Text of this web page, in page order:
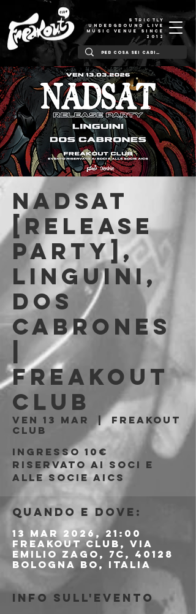
STRICTLY
UNDERGROUND LIVE
MUSIC VENUE SINCE
2012
Nadsat
[Release
Party],
Linguini,
Dos
Cabrones
Freakout
Club
ven 13 mar
  |
Freakout
Club
Ingresso 10€
riservato ai soci e
alle socie aics
Quando e dove:
13 mar 2026, 21:00
Freakout Club, Via
Emilio Zago, 7c, 40128
Bologna BO, Italia
Info sull'evento